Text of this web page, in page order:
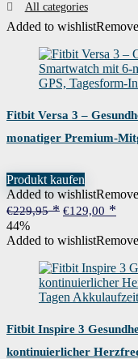
All categories
Added to wishlist
Fitbit Versa 3 –
monatiger Premium-
Produkt kaufen
Added to wishlist
€229,95
Ursprünglicher
war:
€229,95
€129,00
44%
Added to wishlist
Fitbit Inspire 3
kontinuierlicher